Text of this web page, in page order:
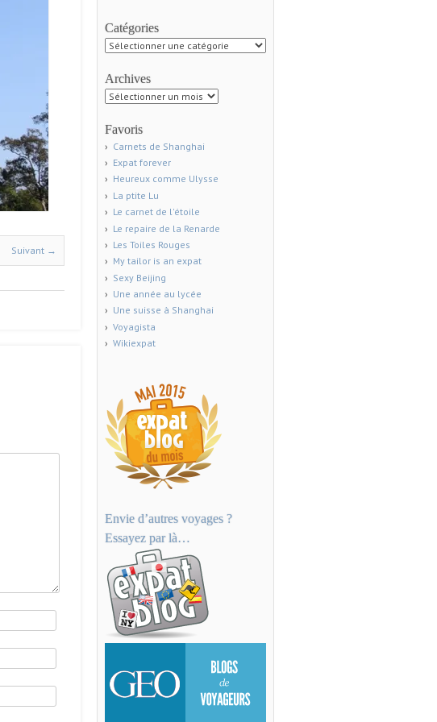
Suivant →
Catégories
Catégories
Archives
Archives
Favoris
Carnets de Shanghai
Expat forever
Heureux comme Ulysse
La ptite Lu
Le carnet de l'étoile
Le repaire de la Renarde
Les Toiles Rouges
My tailor is an expat
Sexy Beijing
Une année au lycée
Une suisse à Shanghai
Voyagista
Wikiexpat
Envie d’autres voyages ?
Essayez par là…